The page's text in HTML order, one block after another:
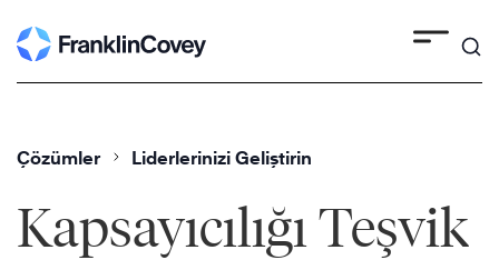
to
Çözümler Liderlerinizi Geliştirin
Kapsayıcılığı Teşvik